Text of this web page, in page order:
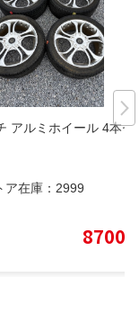
アルミホイール 4本セ
在庫： 2999
8700